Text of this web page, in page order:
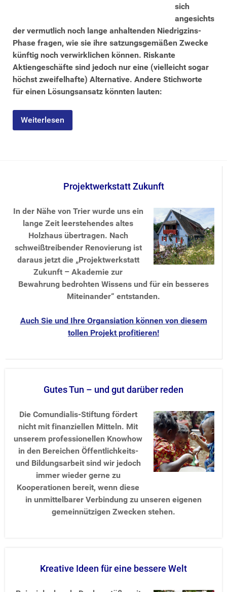
sich
angesichts
der vermutlich noch lange anhaltenden Niedrigzins-
Phase fragen, wie sie ihre satzungsgemäßen Zwecke
künftig noch verwirklichen können. Riskante
Aktiengeschäfte sind jedoch nur eine (vielleicht sogar
höchst zweifelhafte) Alternative. Andere Stichworte
für einen Lösungsansatz könnten lauten:
Weiterlesen
Projektwerkstatt Zukunft
In der Nähe von Trier wurde uns ein
lange Zeit leerstehendes altes
Holzhaus übertragen. Nach
schweißtreibender Renovierung ist
daraus jetzt die „Projektwerkstatt
Zukunft – Akademie zur
Bewahrung bedrohten Wissens und für ein besseres
Miteinander“ entstanden.
Auch Sie und Ihre Organsiation können von diesem
tollen Projekt profitieren!
Gutes Tun – und gut darüber reden
Die Comundialis-Stiftung fördert
nicht mit finanziellen Mitteln. Mit
unserem professionellen Knowhow
in den Bereichen Öffentlichkeits-
und Bildungsarbeit sind wir jedoch
immer wieder gerne zu
Kooperationen bereit, wenn diese
in unmittelbarer Verbindung zu unseren eigenen
gemeinnützigen Zwecken stehen.
Kreative Ideen für eine bessere Welt